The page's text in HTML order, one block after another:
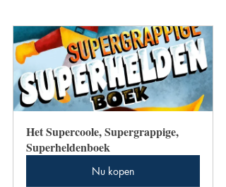
Het Supercoole, Supergrappige,
Superheldenboek
Nu kopen